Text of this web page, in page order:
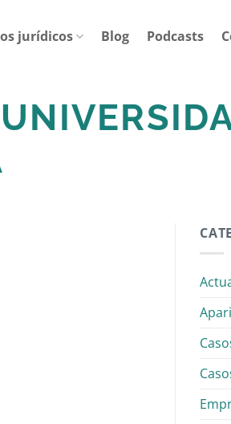
jurídicos Blog Podcasts